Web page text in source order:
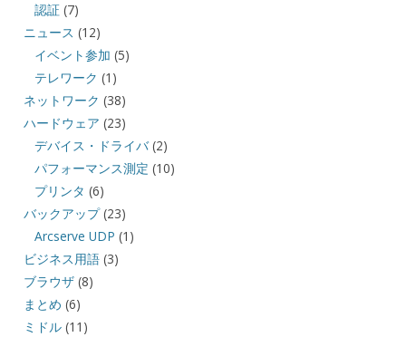
認証 (7)
ニュース (12)
イベント参加 (5)
テレワーク (1)
ネットワーク (38)
ハードウェア (23)
デバイス・ドライバ(2)
パフォーマンス測定 (10)
プリンタ (6)
バックアップ(23)
Arcserve UDP (1)
ビジネス用語(3)
ブラウザ(8)
まとめ (6)
ミドル(11)